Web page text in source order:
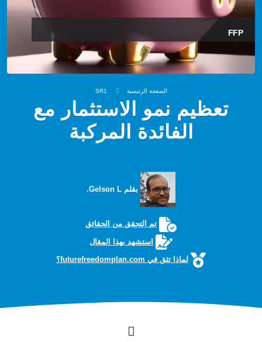
FFP
الصفحة الرئيسية SR1
تعظيم نمو الاستثمار مع
الفائدة المركبة
بقلم Gelson L.
تم التحقق من الحقائق
استشهد بهذا المقال
لماذا تثق في futurefreedomplan.com؟